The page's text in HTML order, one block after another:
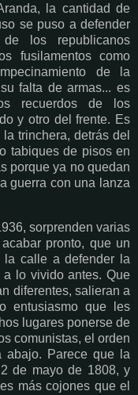
la cantidad de
se puso a defender
los republicanos
fusilamentos como
de la
falta de armas... es
recuerdos de los
y otro del frente. Es
trinchera, detrás del
tabiques de pisos en
porque ya no quedan
guerra con una lanza
sorprenden varias
pronto, que un
la calle a defender la
a lo vivido antes. Que
diferentes, salieran a
entusiasmo que les
lugares ponerse de
comunistas, el orden
abajo. Parece que la
de mayo de 1808, y
más cojones que el